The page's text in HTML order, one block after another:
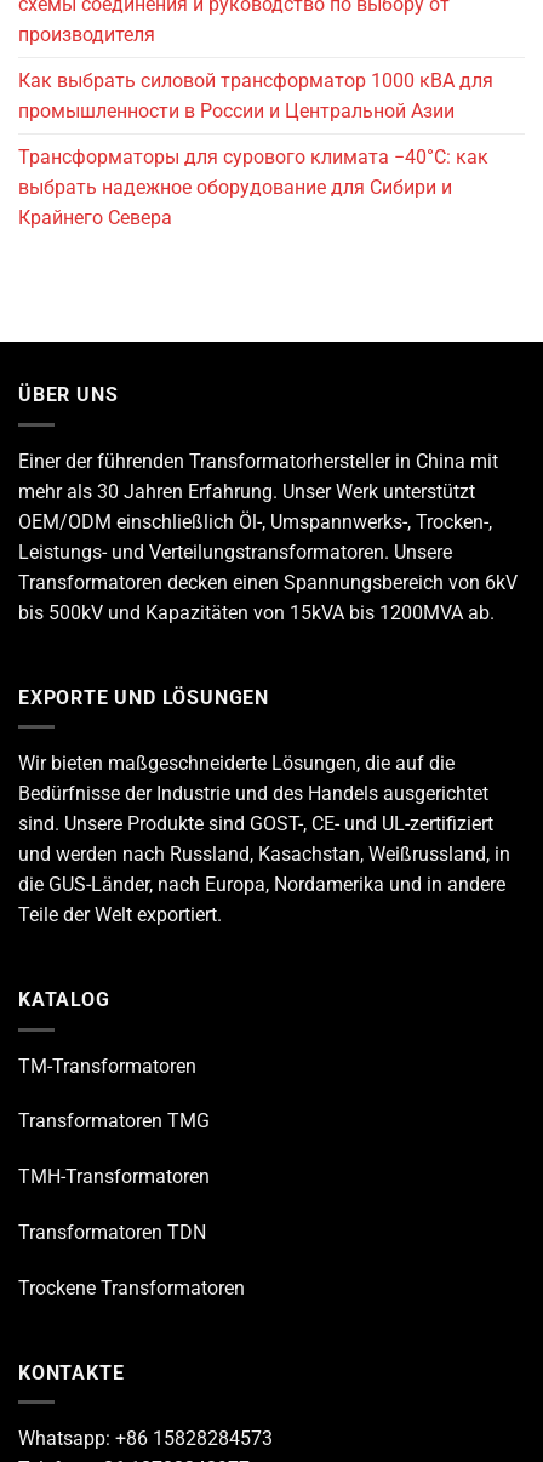
схемы соединения и руководство по выбору от
производителя
Как выбрать силовой трансформатор 1000 кВА для
промышленности в России и Центральной Азии
Трансформаторы для сурового климата −40°C: как
выбрать надежное оборудование для Сибири и
Крайнего Севера
ÜBER UNS
Einer der führenden Transformatorherstellerin China mit
mehr als 30 Jahren Erfahrung. Unser Werk unterstützt
OEM/ODM einschließlich Öl-, Umspannwerks-, Trocken-,
Leistungs- und Verteilungstransformatoren. Unsere
Transformatoren decken einen Spannungsbereich von 6kV
bis 500kV und Kapazitäten von 15kVA bis 1200MVA ab.
EXPORTE UND LÖSUNGEN
Wir bieten maßgeschneiderte Lösungen, die auf die
Bedürfnisse der Industrie und des Handels ausgerichtet
sind. Unsere Produkte sind GOST-, CE- und UL-zertifiziert
und werden nach Russland, Kasachstan, Weißrussland, in
die GUS-Länder, nach Europa, Nordamerika und in andere
Teile der Welt exportiert.
KATALOG
TM-Transformatoren
Transformatoren TMG
TMH-Transformatoren
Transformatoren TDN
Trockene Transformatoren
KONTAKTE
Whatsapp: +86 15828284573